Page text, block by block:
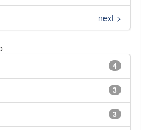
next >
4
3
3